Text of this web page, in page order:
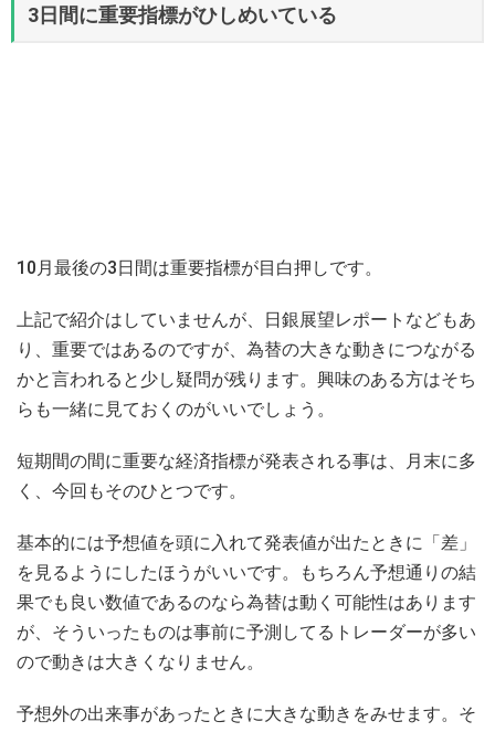
3日間に重要指標がひしめいている
10月最後の3日間は重要指標が目白押しです。
上記で紹介はしていませんが、日銀展望レポートなどもあ
り、重要ではあるのですが、為替の大きな動きにつながる
かと言われると少し疑問が残ります。興味のある方はそち
らも一緒に見ておくのがいいでしょう。
短期間の間に重要な経済指標が発表される事は、月末に多
く、今回もそのひとつです。
基本的には予想値を頭に入れて発表値が出たときに「差」
を見るようにしたほうがいいです。もちろん予想通りの結
果でも良い数値であるのなら為替は動く可能性はあります
が、そういったものは事前に予測してるトレーダーが多い
ので動きは大きくなりません。
予想外の出来事があったときに大きな動きをみせます。そ